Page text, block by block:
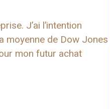
J’ai l’intention
moyenne de Dow Jones
mon futur achat